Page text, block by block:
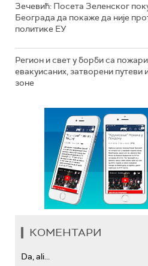
Зечевић: Посета Зеленског
Београда да покаже да није
политике ЕУ
Регион и свет у борби са
евакуисаних, затворени путеви
зоне
КОМЕНТАРИ
Da, ali...